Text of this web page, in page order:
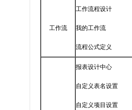
工作流
工作流程设计
我的工作流
流程公式定义
报表设计中心
自定义表名设置
自定义项目设置